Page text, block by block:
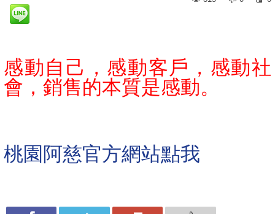
感動自己，感動客戶，感動社
會，銷售的本質是感動。
桃園阿慈官方網站點我